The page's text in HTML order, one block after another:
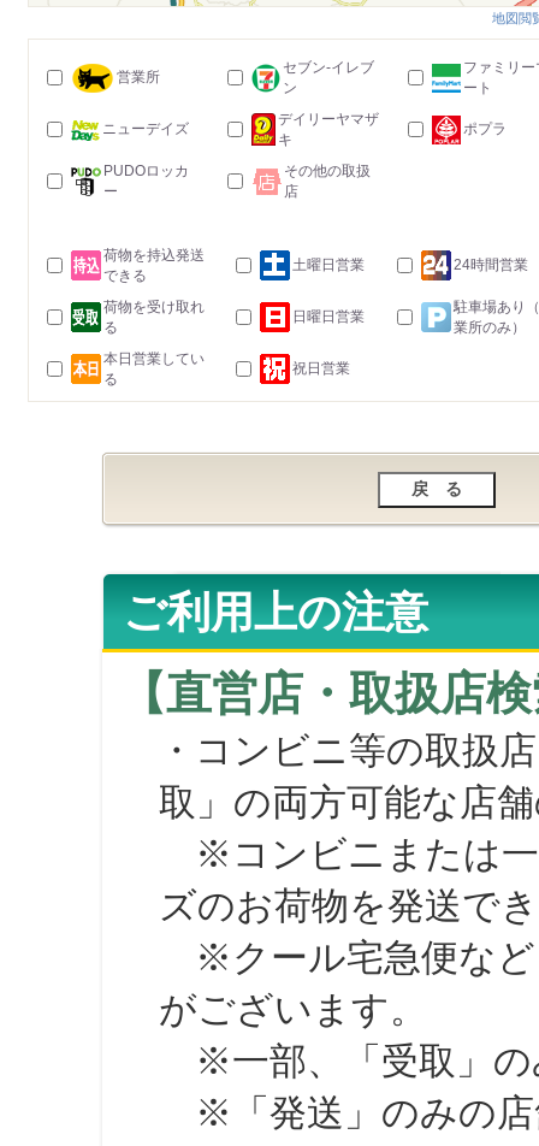
地図閲
営業所
セブン-イレブ
ン
ファミリー
ート
ニューデイズ
デイリーヤマザ
キ
ポプラ
PUDOロッカ
ー
その他の取扱
店
荷物を持込発送
できる
土曜日営業 24時間営業
荷物を受け取れ
る
日曜日営業
駐車場あり
業所のみ）
本日営業してい
る
祝日営業
ご利用上の注意
【直営店・取扱店
・コンビニ等の取扱
取」の両方可能な店
※コンビニまたは一
ズのお荷物を発送で
※クール宅急便など
がございます。
※一部、「受取」の
※「発送」のみの店